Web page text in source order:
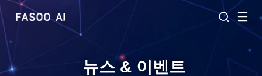
뉴스 & 이벤트